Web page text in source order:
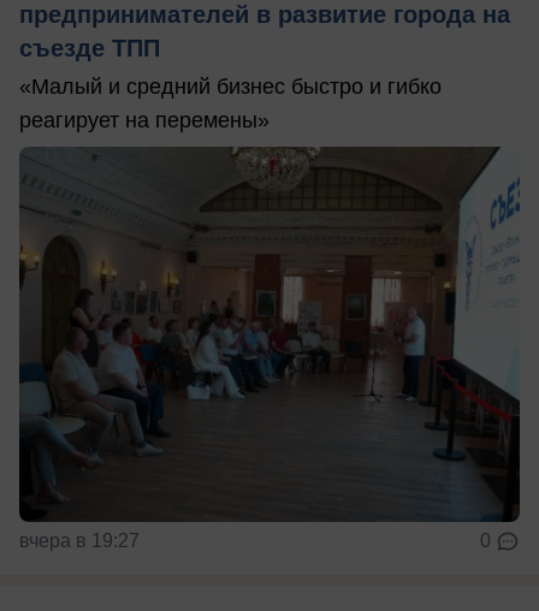
предпринимателей в развитие города на
съезде ТПП
«Малый и средний бизнес быстро и гибко
реагирует на перемены»
вчера в 19:27 0